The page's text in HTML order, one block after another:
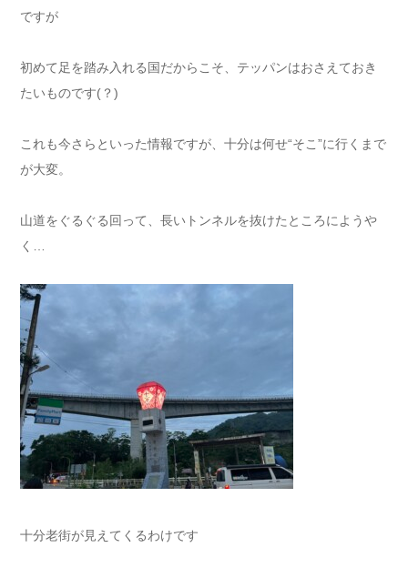
ですが
初めて足を踏み入れる国だからこそ、テッパンはおさえておき
たいものです(？)
これも今さらといった情報ですが、十分は何せ“そこ”に行くまで
が大変。
山道をぐるぐる回って、長いトンネルを抜けたところにようや
く…
十分老街が見えてくるわけです